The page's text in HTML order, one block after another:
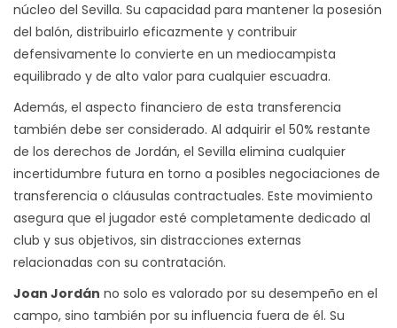
núcleo del Sevilla. Su capacidad para mantener la posesión
del balón, distribuirlo eficazmente y contribuir
defensivamente lo convierte en un mediocampista
equilibrado y de alto valor para cualquier escuadra.
Además, el aspecto financiero de esta transferencia
también debe ser considerado. Al adquirir el 50% restante
de los derechos de Jordán, el Sevilla elimina cualquier
incertidumbre futura en torno a posibles negociaciones de
transferencia o cláusulas contractuales. Este movimiento
asegura que el jugador esté completamente dedicado al
club y sus objetivos, sin distracciones externas
relacionadas con su contratación.
Joan Jordán no solo es valorado por su desempeño en el
campo, sino también por su influencia fuera de él. Su